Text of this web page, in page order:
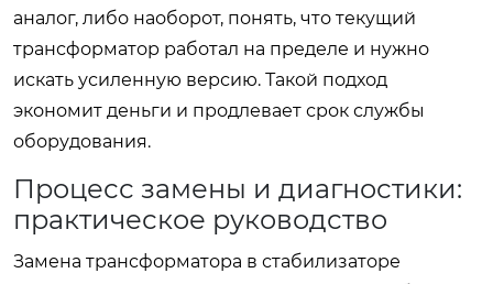
аналог, либо наоборот, понять, что текущий
трансформатор работал на пределе и нужно
искать усиленную версию. Такой подход
экономит деньги и продлевает срок службы
оборудования.
Процесс замены и диагностики:
практическое руководство
Замена трансформатора в стабилизаторе